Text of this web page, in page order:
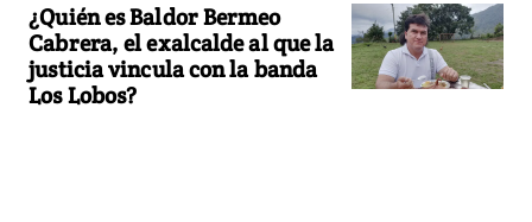
¿Quién es Baldor Bermeo
Cabrera, el exalcalde al que la
justicia vincula con la banda
Los Lobos?